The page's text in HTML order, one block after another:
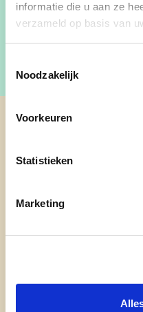
informatie die u aan ze
verzameld op basis van
Noodzakelijk
Voorkeuren
Statistieken
Marketing